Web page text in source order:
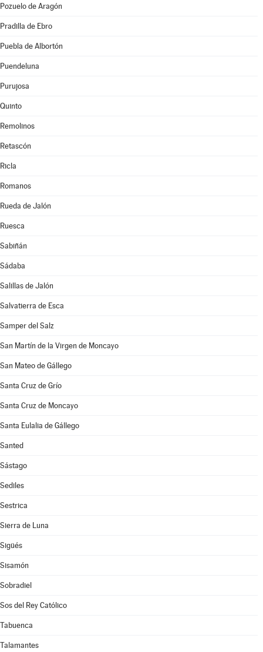
Pozuelo de Aragón
Pradilla de Ebro
Puebla de Albortón
Puendeluna
Purujosa
Quinto
Remolinos
Retascón
Ricla
Romanos
Rueda de Jalón
Ruesca
Sabiñán
Sádaba
Salillas de Jalón
Salvatierra de Esca
Samper del Salz
San Martín de la Virgen de Moncayo
San Mateo de Gállego
Santa Cruz de Grío
Santa Cruz de Moncayo
Santa Eulalia de Gállego
Santed
Sástago
Sediles
Sestrica
Sierra de Luna
Sigüés
Sisamón
Sobradiel
Sos del Rey Católico
Tabuenca
Talamantes